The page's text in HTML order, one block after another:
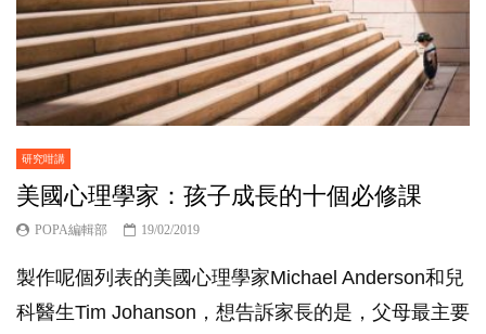
研究咁講
美國心理學家：孩子成長的十個必修課
POPA編輯部 19/02/2019
製作呢個列表的美國心理學家Michael Anderson和兒
科醫生Tim Johanson，想告訴家長的是，父母最主要